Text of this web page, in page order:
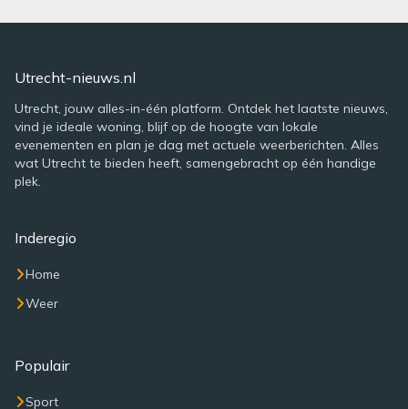
Utrecht-nieuws.nl
Utrecht, jouw alles-in-één platform. Ontdek het laatste nieuws,
vind je ideale woning, blijf op de hoogte van lokale
evenementen en plan je dag met actuele weerberichten. Alles
wat Utrecht te bieden heeft, samengebracht op één handige
plek.
Inderegio
Home
Weer
Populair
Sport